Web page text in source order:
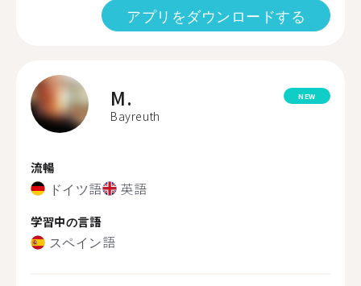
アプリをダウンロードする
M.
Bayreuth
NEW
流暢
ドイツ語 英語
学習中の言語
スペイン語